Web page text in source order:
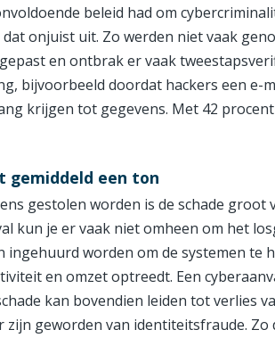
beleid had om
dat onjuist uit. Zo werden niet vaak
en ontbrak er vaak
bijvoorbeeld doordat hackers een e-
krijgen tot gegevens. Met 42
gemiddeld een ton
gestolen worden is de schade
kun je er vaak niet omheen om het
ingehuurd worden om de systemen te
en omzet optreedt. Een
kan bovendien leiden tot verlies
zijn geworden van identiteitsfraude.